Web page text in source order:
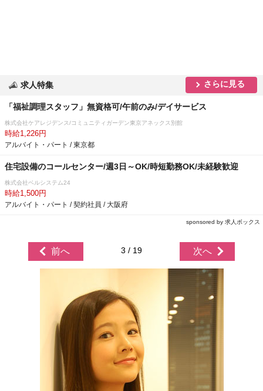
求人特集 さらに見る
「福祉調理スタッフ」無資格可/午前のみ/デイサービス
株式会社ケアレジデンス/コミュニティガーデン東京アネックス別館
時給1,226円
アルバイト・パート / 東京都
住宅設備のコールセンター/週3日～OK/時短勤務OK/未経験歓迎
株式会社ベルシステム24
時給1,500円
アルバイト・パート / 契約社員 / 大阪府
sponsored by 求人ボックス
前へ 3 / 19 次へ